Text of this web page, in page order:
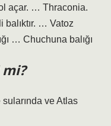
açar. … Thraconia.
balıktır. … Vatoz
… Chuchuna balığı
ve Atlas